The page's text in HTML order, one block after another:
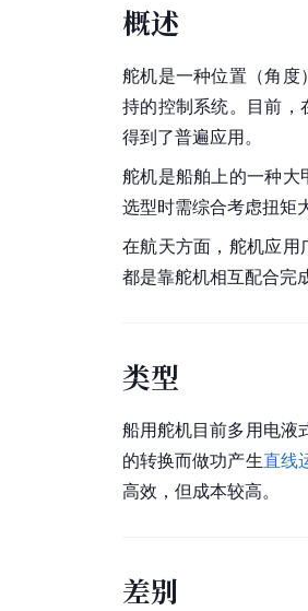
概述
舵机是一种位置（角度
持的控制系统。目前，
得到了普遍应用。
舵机是船舶上的一种大
选型时需综合考虑扭矩
在航天方面，舵机应用
都是靠舵机相互配合完
类型
船用舵机目前多用电液
的转换而做功产生直线
高效，但成本较高。
差别